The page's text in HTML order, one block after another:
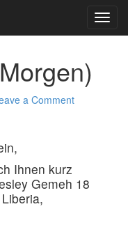
a Comment
Ihnen kurz
Gemeh 18